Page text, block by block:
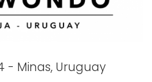
- Minas, Uruguay